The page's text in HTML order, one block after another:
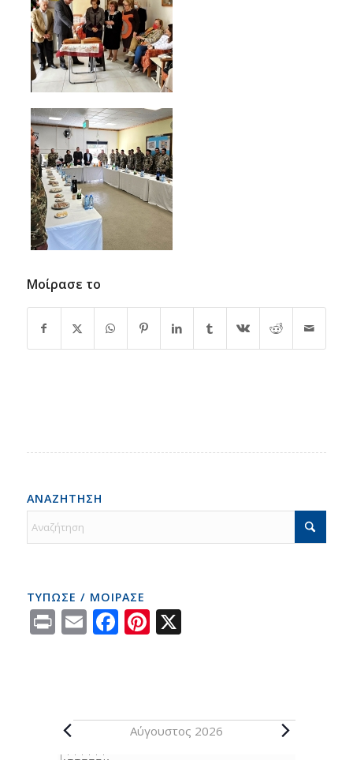
Μοίρασε το
ΑΝΑΖΗΤΗΣΗ
ΤΥΠΩΣΕ / ΜΟΙΡΑΣΕ
PrintEmailFacebook
Pinterest
X
Αύγουστος 2026